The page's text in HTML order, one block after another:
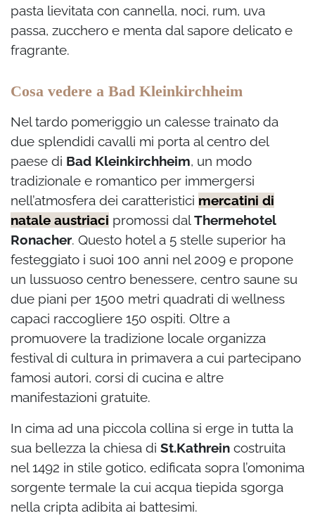
pasta lievitata con cannella, noci, rum, uva
passa, zucchero e menta dal sapore delicato e
fragrante.
Cosa vedere a Bad Kleinkirchheim
Nel tardo pomeriggio un calesse trainato da
due splendidi cavalli mi porta al centro del
paese di Bad Kleinkirchheim, un modo
tradizionale e romantico per immergersi
nell’atmosfera dei caratteristici mercatini di
natale austriaci promossi dalThermehotel
Ronacher. Questo hotel a 5 stelle superior ha
festeggiato i suoi 100 anni nel 2009 e propone
un lussuoso centro benessere, centro saune su
due piani per 1500 metri quadrati di wellness
capaci raccogliere 150 ospiti. Oltre a
promuovere la tradizione locale organizza
festival di cultura in primavera a cui partecipano
famosi autori, corsi di cucina e altre
manifestazioni gratuite.
In cima ad una piccola collina si erge in tutta la
sua bellezza la chiesa di St.Kathrein costruita
nel 1492 in stile gotico, edificata sopra l’omonima
sorgente termale la cui acqua tiepida sgorga
nella cripta adibita ai battesimi.